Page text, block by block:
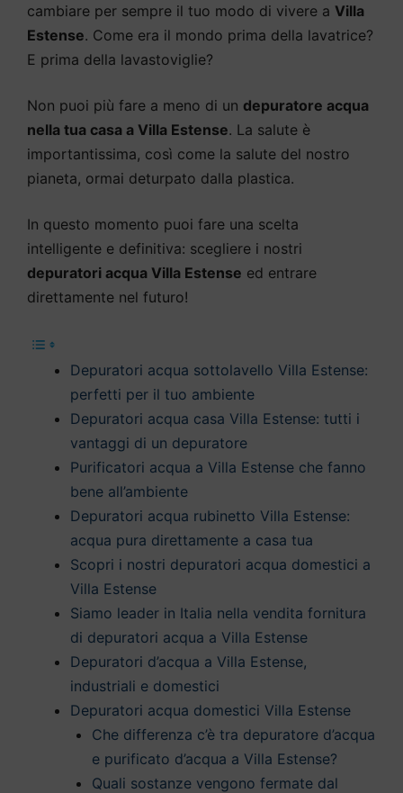
cambiare per sempre il tuo modo di vivere a Villa
Estense. Come era il mondo prima della lavatrice?
E prima della lavastoviglie?
Non puoi più fare a meno di un depuratore acqua
nella tua casa a Villa Estense. La salute è
importantissima, così come la salute del nostro
pianeta, ormai deturpato dalla plastica.
In questo momento puoi fare una scelta
intelligente e definitiva: scegliere i nostri
depuratori acqua Villa Estense ed entrare
direttamente nel futuro!
Depuratori acqua sottolavello Villa Estense:
perfetti per il tuo ambiente
Depuratori acqua casa Villa Estense: tutti i
vantaggi di un depuratore
Purificatori acqua a Villa Estense che fanno
bene all’ambiente
Depuratori acqua rubinetto Villa Estense:
acqua pura direttamente a casa tua
Scopri i nostri depuratori acqua domestici a
Villa Estense
Siamo leader in Italia nella vendita fornitura
di depuratori acqua a Villa Estense
Depuratori d’acqua a Villa Estense,
industriali e domestici
Depuratori acqua domestici Villa Estense
Che differenza c’è tra depuratore d’acqua
e purificato d’acqua a Villa Estense?
Quali sostanze vengono fermate dal